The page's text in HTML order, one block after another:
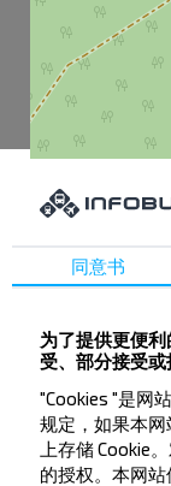
Цыкуны-2
Цыкуны
同意书
为了提供更便
受、部分接受
"Cookies "是网
规定，如果本
上存储 Cookie
的授权。本网